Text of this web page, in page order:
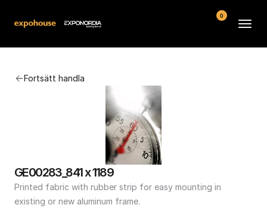
Fortsätt handla
GE00283_841 x 1189
Printed fabric with rubber strip for easy mounting in
existing or new aluminum frame.
Kontakt
Köpvillkor
0